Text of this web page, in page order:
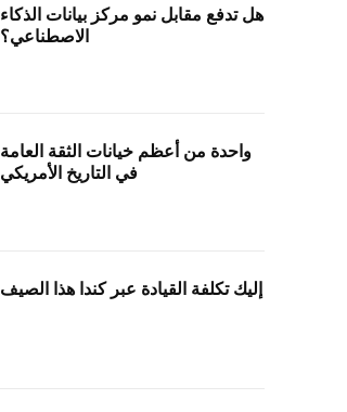
هل تدفع مقابل نمو مركز بيانات الذكاء
الاصطناعي؟
واحدة من أعظم خيانات الثقة العامة
في التاريخ الأمريكي
إليك تكلفة القيادة عبر كندا هذا الصيف